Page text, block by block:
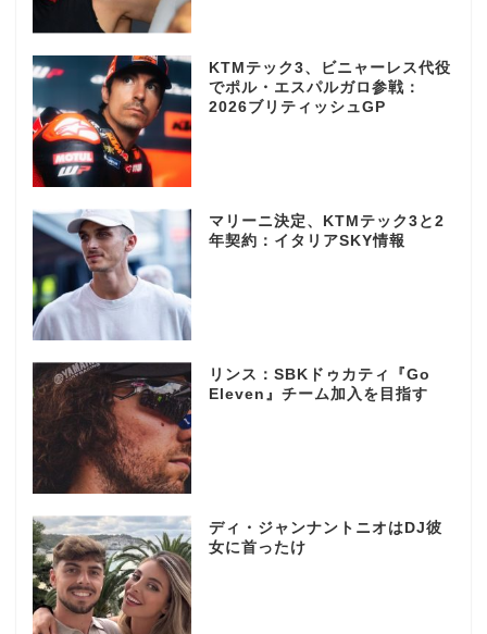
KTMテック3、ビニャーレス代役
でポル・エスパルガロ参戦：
2026ブリティッシュGP
マリーニ決定、KTMテック3と2
年契約：イタリアSKY情報
リンス：SBKドゥカティ『Go
Eleven』チーム加入を目指す
ディ・ジャンナントニオはDJ彼
女に首ったけ